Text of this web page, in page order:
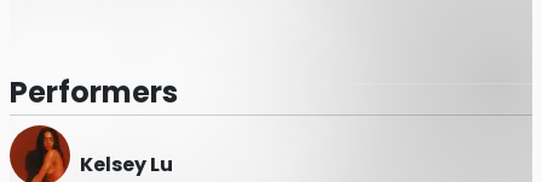
Performers
Kelsey Lu